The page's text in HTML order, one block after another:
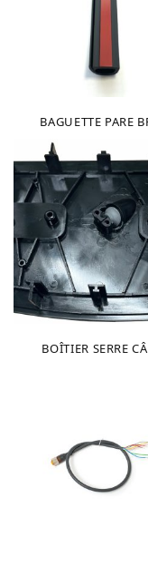
BAGUETTE PARE
BOÎTIER SERRE